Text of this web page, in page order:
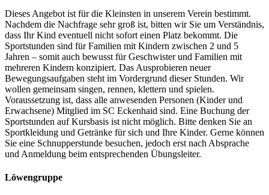
Dieses Angebot ist für die Kleinsten in unserem Verein bestimmt.
Nachdem die Nachfrage sehr groß ist, bitten wir Sie um Verständnis,
dass Ihr Kind eventuell nicht sofort einen Platz bekommt. Die
Sportstunden sind für Familien mit Kindern zwischen 2 und 5
Jahren – somit auch bewusst für Geschwister und Familien mit
mehreren Kindern konzipiert. Das Ausprobieren neuer
Bewegungsaufgaben steht im Vordergrund dieser Stunden. Wir
wollen gemeinsam singen, rennen, klettern und spielen.
Voraussetzung ist, dass alle anwesenden Personen (Kinder und
Erwachsene) Mitglied im SC Eckenhaid sind. Eine Buchung der
Sportstunden auf Kursbasis ist nicht möglich. Bitte denken Sie an
Sportkleidung und Getränke für sich und Ihre Kinder. Gerne können
Sie eine Schnupperstunde besuchen, jedoch erst nach Absprache
und Anmeldung beim entsprechenden Übungsleiter.
Löwengruppe